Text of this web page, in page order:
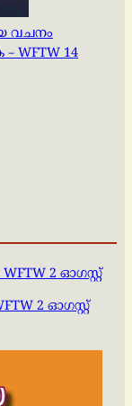
വചനം
WFTW 14
2 ഓഗസ്റ്റ്